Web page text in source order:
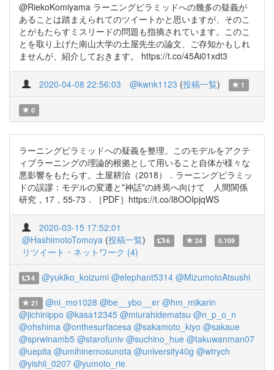
@RiekoKomiyama ラーニングピラミッドへの幾多の疑義が
あることは踏まえられてのツイートかと思いますが、そのこ
とがもたらすミスリードの問題も指摘されています。このこ
とを取り上げた南山大学の土屋先生の論文、ご存知かもしれ
ませんが、紹介しておきます。 https://t.co/45Ai01xdt3
2020-04-08 22:56:03 @kwnk1123 (投稿一覧) 1
0
ラーニングピラミッドへの疑義を整理。このモデルをアクテ
ィブラーニングの理論的根拠として用いること自体が様々な
悪影響をもたらす。土屋耕治（2018）．ラーニングピラミッ
ドの誤謬：モデルの変遷と"神話"の終焉へ向けて 人間関係
研究，17，55-73．［PDF］https://t.co/l8OOIpjqWS
2020-03-15 17:52:01
@HashimotoTomoya (投稿一覧) 6 24 0.109
リツイート・ネットワーク (4)
4 @yukiko_koizumi @elephant5314 @MizumotoAtsushi
21 @ni_mo1028 @be__ybo__er @hm_mikarin
@jichinippo @kasa12345 @miurahidematsu @n_p_o_n
@ohshima @onthesurfacesa @sakamoto_kiyo @sakaue
@sprwinamb5 @starofuniv @suchino_hue @takuwanman07
@uepita @umihinemosunota @university40g @wtrych
@yishii_0207 @yumoto_rie